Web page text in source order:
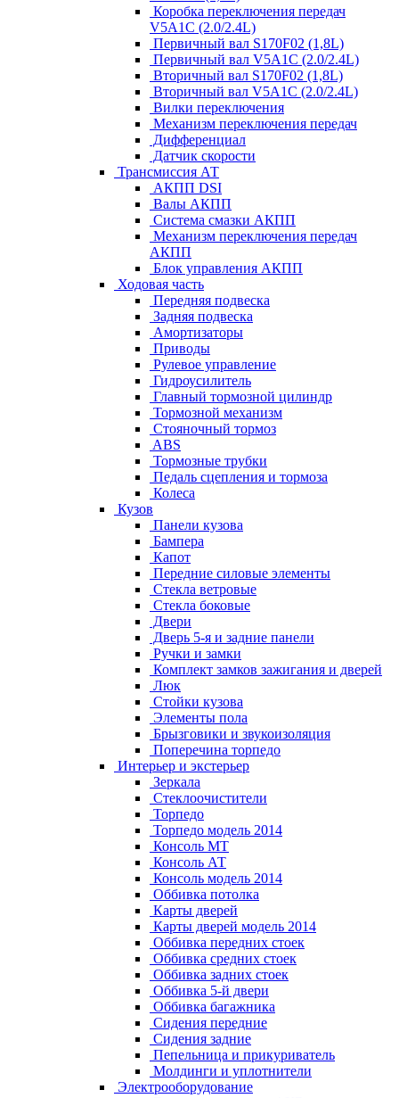
Коробка переключения передач
V5A1C (2.0/2.4L)
Первичный вал S170F02 (1,8L)
Первичный вал V5A1C (2.0/2.4L)
Вторичный вал S170F02 (1,8L)
Вторичный вал V5A1C (2.0/2.4L)
Вилки переключения
Механизм переключения передач
Дифференциал
Датчик скорости
Трансмиссия АТ
АКПП DSI
Валы АКПП
Система смазки АКПП
Механизм переключения передач
АКПП
Блок управления АКПП
Ходовая часть
Передняя подвеска
Задняя подвеска
Амортизаторы
Приводы
Рулевое управление
Гидроусилитель
Главный тормозной цилиндр
Тормозной механизм
Стояночный тормоз
ABS
Тормозные трубки
Педаль сцепления и тормоза
Колеса
Кузов
Панели кузова
Бампера
Капот
Передние силовые элементы
Стекла ветровые
Стекла боковые
Двери
Дверь 5-я и задние панели
Ручки и замки
Комплект замков зажигания и дверей
Люк
Стойки кузова
Элементы пола
Брызговики и звукоизоляция
Поперечина торпедо
Интерьер и экстерьер
Зеркала
Стеклоочистители
Торпедо
Торпедо модель 2014
Консоль МТ
Консоль АТ
Консоль модель 2014
Оббивка потолка
Карты дверей
Карты дверей модель 2014
Оббивка передних стоек
Оббивка средних стоек
Оббивка задних стоек
Оббивка 5-й двери
Оббивка багажника
Сидения передние
Сидения задние
Пепельница и прикуриватель
Молдинги и уплотнители
Электрооборудование